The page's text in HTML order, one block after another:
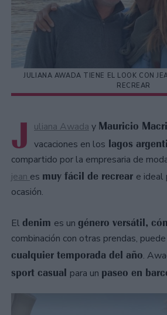
JULIANA AWADA TIENE EL LOOK CON
RECREAR
J uliana Awada y Mauricio Macri
vacaciones en los lagos
compartido por la empresaria de
jean es muy fácil de recrear e ideal
ocasión.
El denim es un género versátil,
combinación con otras prendas,
cualquier temporada del año.
sport casual para un paseo en